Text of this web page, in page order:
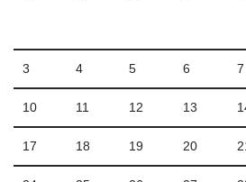
3 4 5 6 7
10 11 12 13
17 18 19 20